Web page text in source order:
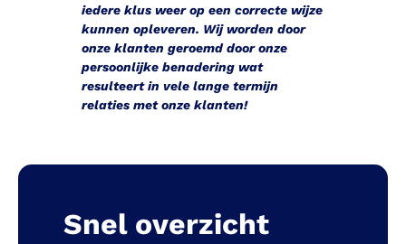
iedere klus weer op een correcte wijze
kunnen opleveren. Wij worden door
onze klanten geroemd door onze
persoonlijke benadering wat
resulteert in vele lange termijn
relaties met onze klanten!
Snel overzicht